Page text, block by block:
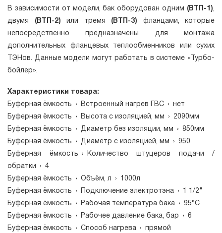
В зависимости от модели, бак оборудован одним (ВТП-1)
двумя
(ВТП-2) или тремя (ВТП-3) фланцами, которые
непосредственно предназначены для монтажа
дополнительных фланцевых теплообменников или сухих
ТЭНов. Данные модели могут работать в системе «Турбо-
бойлер».
Характеристики товара:
Буферная ёмкость
› Встроенный нагрев ГВС ›
нет
Буферная ёмкость
› Высота с изоляцией, мм ›
2090мм
Буферная ёмкость
› Диаметр без изоляции, мм ›
850мм
Буферная ёмкость
› Диаметр с изоляцией, мм ›
950
Буферная ёмкость
›
Количество штуцеров подачи /
обратки
›
4
Буферная ёмкость
› Объём, л ›
1000л
Буферная ёмкость
› Подключение электротэна ›
1 1/2"
Буферная ёмкость
› Рабочая температура бака ›
95°С
Буферная ёмкость
› Рабочее давление бака, бар ›
6
Буферная ёмкость
› Способ нагрева ›
прямой